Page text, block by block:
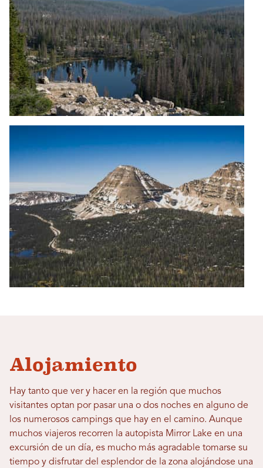
Alojamiento
Hay tanto que ver y hacer en la región que muchos
visitantes optan por pasar una o dos noches en alguno de
los numerosos campings que hay en el camino. Aunque
muchos viajeros recorren la autopista Mirror Lake en una
excursión de un día, es mucho más agradable tomarse su
tiempo y disfrutar del esplendor de la zona alojándose una